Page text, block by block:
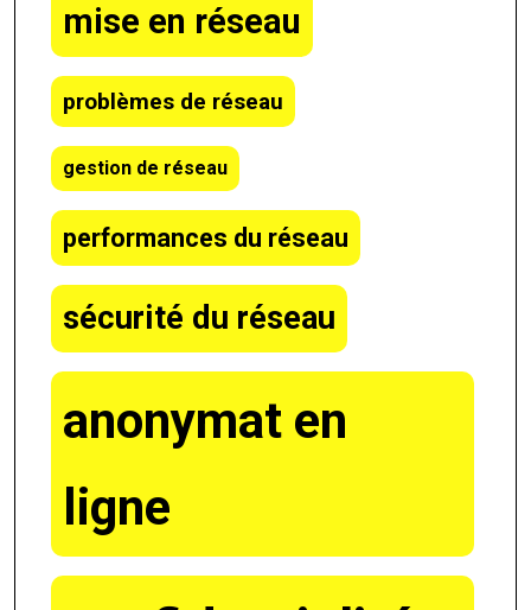
mise en réseau
problèmes de réseau
gestion de réseau
performances du réseau
sécurité du réseau
anonymat en
ligne